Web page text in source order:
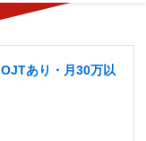
あり・月30万以